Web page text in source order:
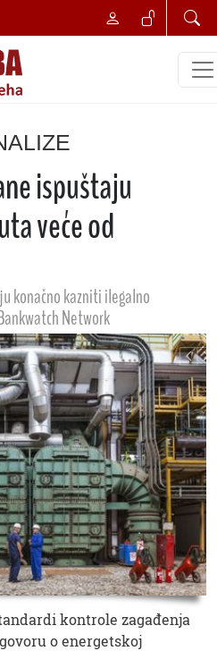
ispuštaju
veće od
konačno kazniti ilegalno
Network
kontrole zagađenja
o energetskoj